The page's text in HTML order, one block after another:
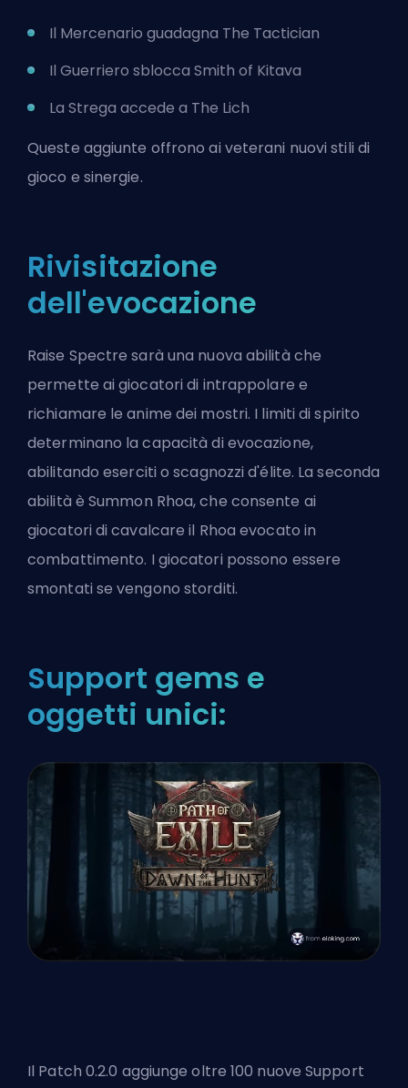
Il Mercenario guadagna The Tactician
Il Guerriero sblocca Smith of Kitava
La Strega accede a The Lich
Queste aggiunte offrono ai veterani nuovi stili di
gioco e sinergie.
Rivisitazione
dell'evocazione
Raise Spectre sarà una nuova abilità che
permette ai giocatori di intrappolare e
richiamare le anime dei mostri. I limiti di spirito
determinano la capacità di evocazione,
abilitando eserciti o scagnozzi d'élite. La seconda
abilità è Summon Rhoa, che consente ai
giocatori di cavalcare il Rhoa evocato in
combattimento. I giocatori possono essere
smontati se vengono storditi.
Support gems e
oggetti unici:
Il Patch 0.2.0 aggiunge oltre 100 nuove Support